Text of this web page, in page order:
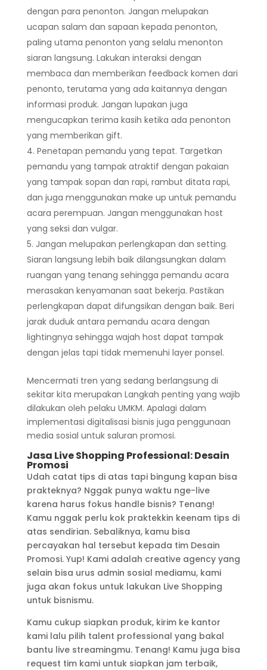
dengan para penonton. Jangan melupakan
ucapan salam dan sapaan kepada penonton,
paling utama penonton yang selalu menonton
siaran langsung. Lakukan interaksi dengan
membaca dan memberikan feedback komen dari
penonto, terutama yang ada kaitannya dengan
informasi produk. Jangan lupakan juga
mengucapkan terima kasih ketika ada penonton
yang memberikan gift.
Penetapan pemandu yang tepat. Targetkan
pemandu yang tampak atraktif dengan pakaian
yang tampak sopan dan rapi, rambut ditata rapi,
dan juga menggunakan make up untuk pemandu
acara perempuan. Jangan menggunakan host
yang seksi dan vulgar.
Jangan melupakan perlengkapan dan setting.
Siaran langsung lebih baik dilangsungkan dalam
ruangan yang tenang sehingga pemandu acara
merasakan kenyamanan saat bekerja. Pastikan
perlengkapan dapat difungsikan dengan baik. Beri
jarak duduk antara pemandu acara dengan
lightingnya sehingga wajah host dapat tampak
dengan jelas tapi tidak memenuhi layer ponsel.
Mencermati tren yang sedang berlangsung di
sekitar kita merupakan Langkah penting yang wajib
dilakukan oleh pelaku UMKM. Apalagi dalam
implementasi digitalisasi bisnis juga penggunaan
media sosial untuk saluran promosi.
Jasa Live Shopping Professional: Desain
Promosi
Udah catat tips di atas tapi bingung kapan bisa
prakteknya? Nggak punya waktu nge-live
karena harus fokus handle bisnis? Tenang!
Kamu nggak perlu kok praktekkin keenam tips di
atas sendirian. Sebaliknya, kamu bisa
percayakan hal tersebut kepada tim Desain
Promosi. Yup! Kami adalah creative agency yang
selain bisa urus admin sosial mediamu, kami
juga akan fokus untuk lakukan Live Shopping
untuk bisnismu.
Kamu cukup siapkan produk, kirim ke kantor
kami lalu pilih talent professional yang bakal
bantu live streamingmu. Tenang! Kamu juga bisa
request tim kami untuk siapkan jam terbaik,